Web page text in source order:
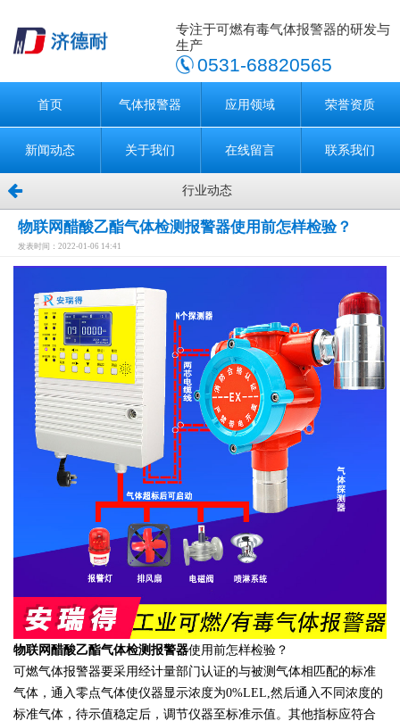
专注于可燃有毒气体报警器的研发与
生产
0531-68820565
首页 气体报警器 应用领域 荣誉资质
新闻动态 关于我们 在线留言 联系我们
行业动态
物联网醋酸乙酯气体检测报警器使用前怎样检验？
发表时间：2022-01-06 14:41
物联网醋酸乙酯气体检测报警器使用前怎样检验？
可燃气体报警器要采用经计量部门认证的与被测气体相匹配的标准
气体，通入零点气体使仪器显示浓度为0%LEL,然后通入不同浓度的
标准气体，待示值稳定后，调节仪器至标准示值。其他指标应符合